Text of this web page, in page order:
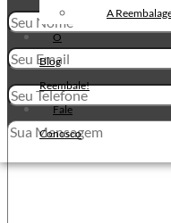
Filme
Fita
Fita
Fita
A
O
Blog
Reembale!
Fale
Conosco